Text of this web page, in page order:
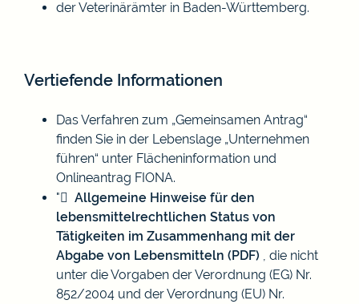
derVeterinärämter in Baden-Württemberg.
Vertiefende Informationen
Das Verfahren zum „Gemeinsamen Antrag“
finden Sie in der Lebenslage „Unternehmen
führen“ unter Flächeninformation und
Onlineantrag FIONA.
"
Allgemeine Hinweise für den
lebensmittelrechtlichen Status von
Tätigkeiten im Zusammenhang mit der
Abgabe von Lebensmitteln (PDF) , die nicht
unter die Vorgaben der Verordnung (EG) Nr.
852/2004 und der Verordnung (EU) Nr.